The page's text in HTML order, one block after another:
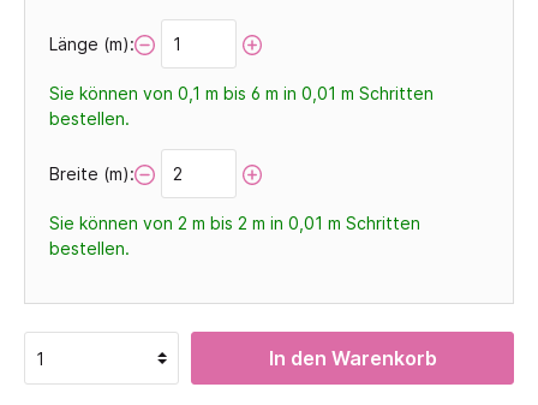
Länge (m):
Sie können von 0,1 m bis 6 m in 0,01 m Schritten
bestellen.
Breite (m):
Sie können von 2 m bis 2 m in 0,01 m Schritten
bestellen.
In den Warenkorb